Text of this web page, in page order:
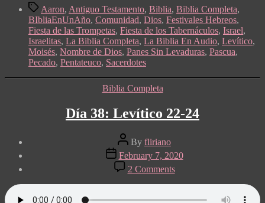
TagsAaron, Antiguo Testamento, Biblia, Biblia Completa,
BIbliaEnUnAño, Comunidad, Dios, Festivales Hebreos,
Fiesta de las Trompetas, Fiesta de los Tabernáculos, Israel,
Israelitas, La Biblia Completa, La Biblia En Audio, Levítico,
Moisés, Nombre de Dios, Panes Sin Levaduras, Pascua,
Pecado, Pentateuco, Sacerdotes
Categories
Biblia Completa
Día 38: Levítico 22-24
Post
author
By fliriano
Post
date
February 7, 2020
2 Commentson
Día
38:
Levítico